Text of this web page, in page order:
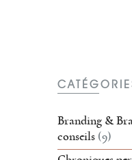
Branding &
conseils (9)